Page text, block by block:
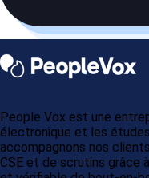
People Vox est une
électronique et les
accompagnons nos
CSE et de scrutins grâce